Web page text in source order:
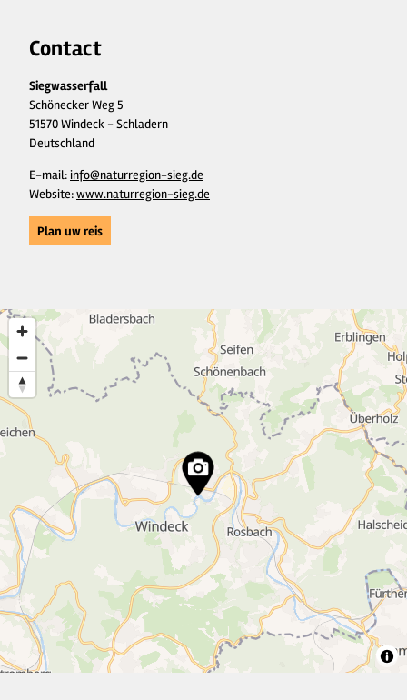
Contact
Siegwasserfall
Schönecker Weg 5
51570 Windeck - Schladern
Deutschland
E-mail:info@naturregion-sieg.de
Website:www.naturregion-sieg.de
Plan uw reis
51
9
3
6
3